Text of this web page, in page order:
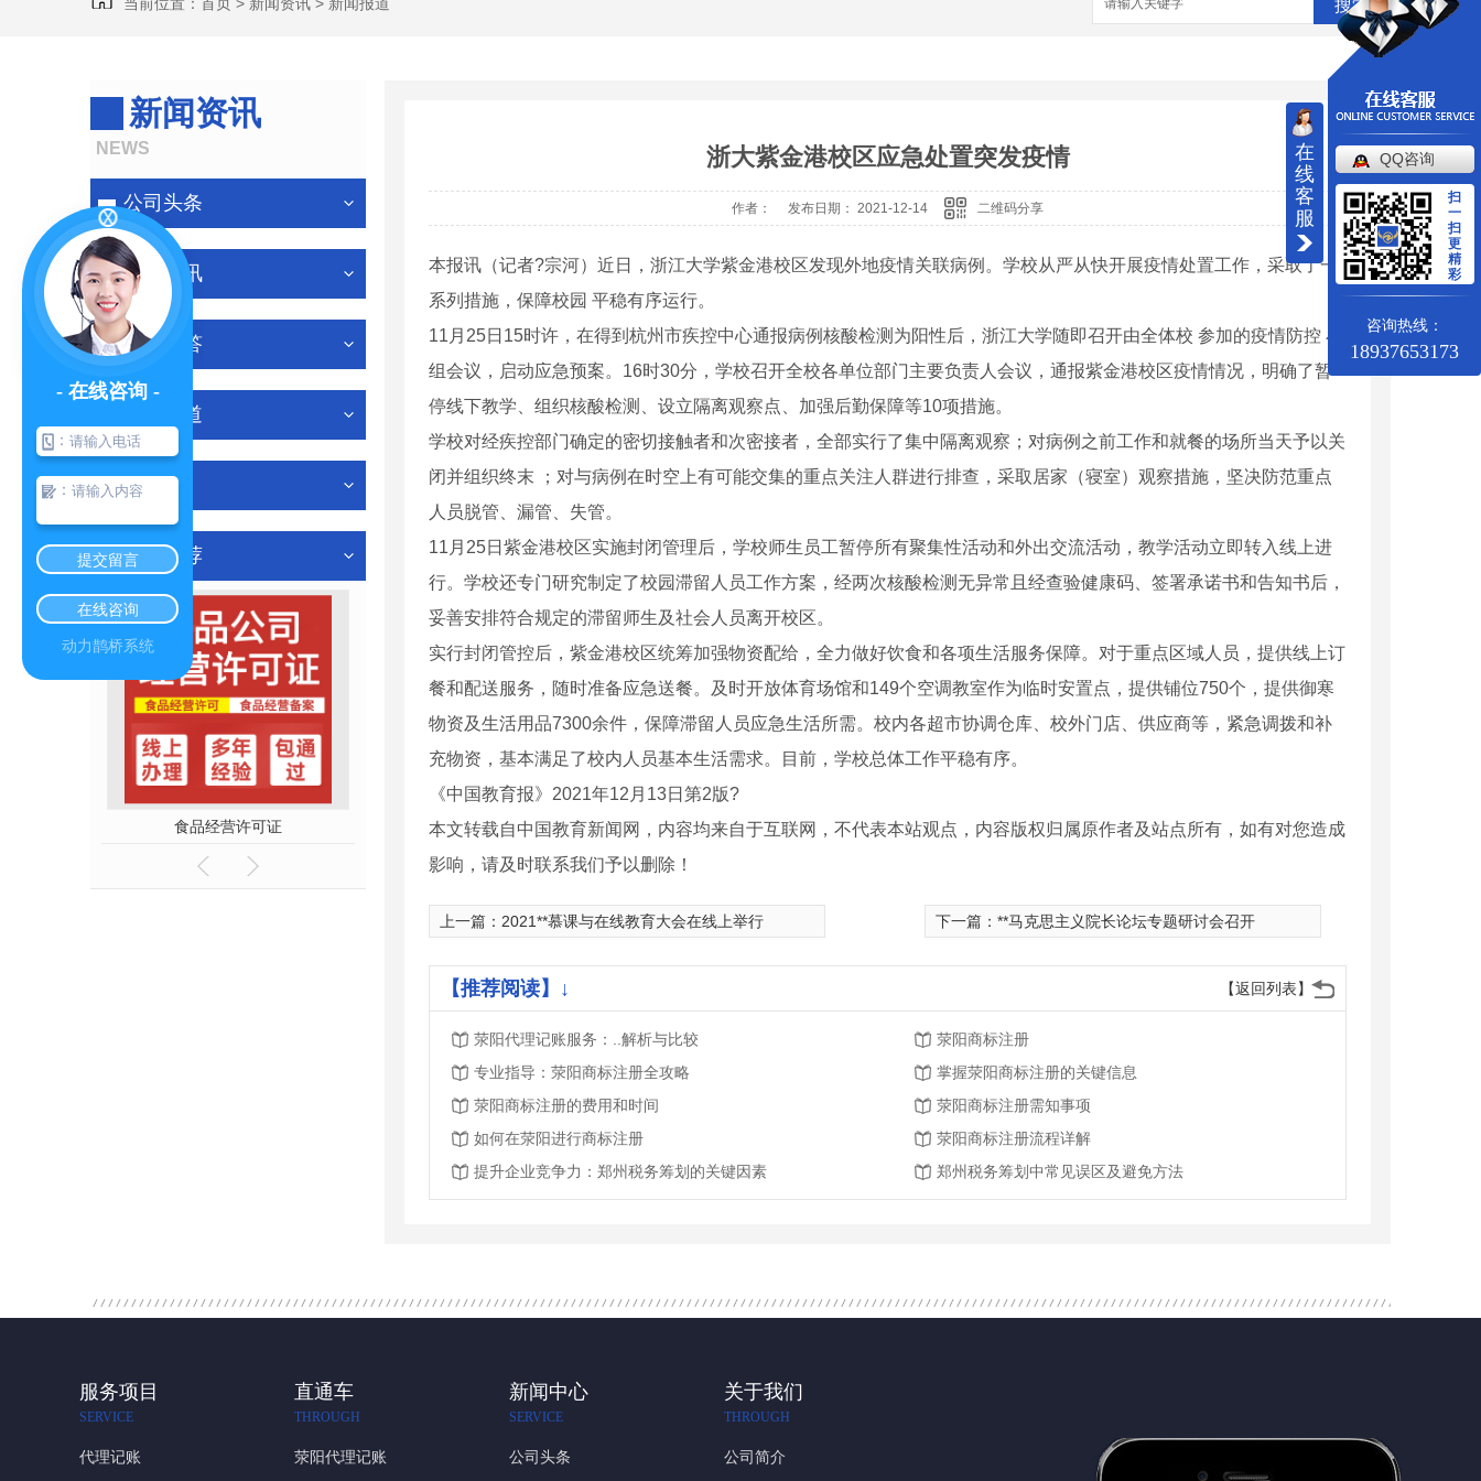
搜索
新闻资讯
NEWS
公司头条
行业资讯
有问必答
新闻报道
其他
热门推荐
食品经营许可证 工商代办
浙大紫金港校区应急处置突发疫情
作者： 发布日期： 2021-12-14 二维码分享
本报讯（记者?宗河）近日，浙江大学紫金港校区发现外地疫情关联病例。学校从严从快开展疫情处置工作，采取了一
系列措施，保障校园 平稳有序运行。
11月25日15时许，在得到杭州市疾控中心通报病例核酸检测为阳性后，浙江大学随即召开由全体校 参加的疫情防控 小
组会议，启动应急预案。16时30分，学校召开全校各单位部门主要负责人会议，通报紫金港校区疫情情况，明确了暂
停线下教学、组织核酸检测、设立隔离观察点、加强后勤保障等10项措施。
学校对经疾控部门确定的密切接触者和次密接者，全部实行了集中隔离观察；对病例之前工作和就餐的场所当天予以关
闭并组织终末 ；对与病例在时空上有可能交集的重点关注人群进行排查，采取居家（寝室）观察措施，坚决防范重点
人员脱管、漏管、失管。
11月25日紫金港校区实施封闭管理后，学校师生员工暂停所有聚集性活动和外出交流活动，教学活动立即转入线上进
行。学校还专门研究制定了校园滞留人员工作方案，经两次核酸检测无异常且经查验健康码、签署承诺书和告知书后，
妥善安排符合规定的滞留师生及社会人员离开校区。
实行封闭管控后，紫金港校区统筹加强物资配给，全力做好饮食和各项生活服务保障。对于重点区域人员，提供线上订
餐和配送服务，随时准备应急送餐。及时开放体育场馆和149个空调教室作为临时安置点，提供铺位750个，提供御寒
物资及生活用品7300余件，保障滞留人员应急生活所需。校内各超市协调仓库、校外门店、供应商等，紧急调拨和补
充物资，基本满足了校内人员基本生活需求。目前，学校总体工作平稳有序。
《中国教育报》2021年12月13日第2版?
本文转载自中国教育新闻网，内容均来自于互联网，不代表本站观点，内容版权归属原作者及站点所有，如有对您造成
影响，请及时联系我们予以删除！
上一篇： 2021**慕课与在线教育大会在线上举行 下一篇： **马克思主义院长论坛专题研讨会召开
【返回列表】
【推荐阅读】↓
荥阳代理记账服务：..解析与比较
荥阳商标注册
专业指导：荥阳商标注册全攻略
掌握荥阳商标注册的关键信息
荥阳商标注册的费用和时间
荥阳商标注册需知事项
如何在荥阳进行商标注册
荥阳商标注册流程详解
提升企业竞争力：郑州税务筹划的关键因素
郑州税务筹划中常见误区及避免方法
服务项目
SERVICE
代理记账
直通车
THROUGH
荥阳代理记账
新闻中心
SERVICE
公司头条
关于我们
THROUGH
公司简介
在
线
客
服
QQ咨询
扫
一
扫
更
精
彩
咨询热线：
18937653173
- 在线咨询 -
：
：
提交留言
在线咨询
动力鹊桥系统